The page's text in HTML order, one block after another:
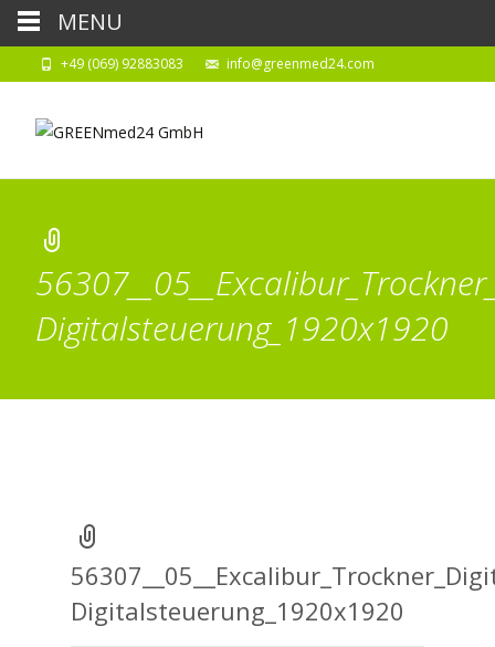
+49 (069) 92883083 info@greenmed24.com
Digitalsteuerung_1920x1920
Digitalsteuerung_1920x1920
MENU